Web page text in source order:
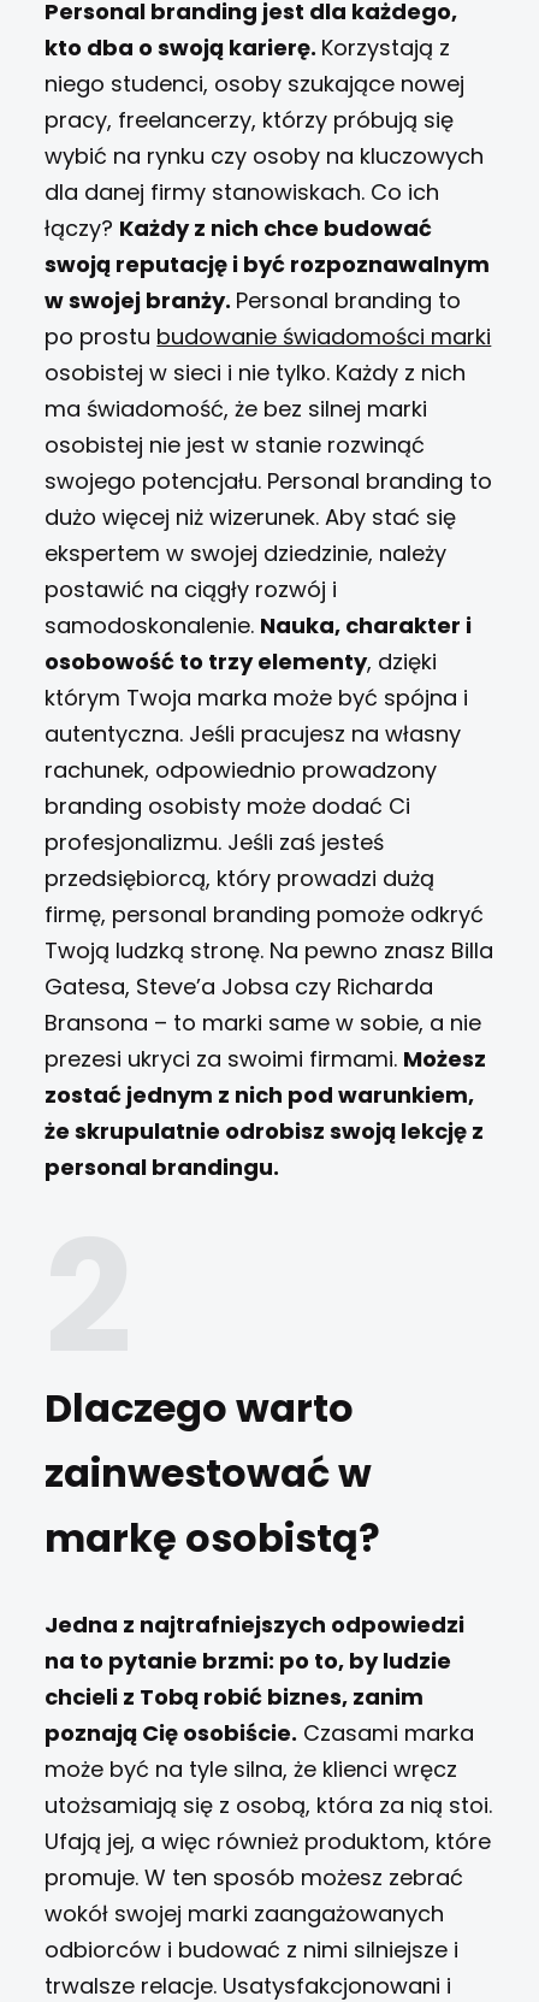
Personal branding jest dla każdego,
kto dba o swoją karierę. Korzystają z
niego studenci, osoby szukające nowej
pracy, freelancerzy, którzy próbują się
wybić na rynku czy osoby na kluczowych
dla danej firmy stanowiskach. Co ich
łączy? Każdy z nich chce budować
swoją reputację i być rozpoznawalnym
w swojej branży. Personal branding to
po prostu budowanie świadomości marki
osobistej w sieci i nie tylko. Każdy z nich
ma świadomość, że bez silnej marki
osobistej nie jest w stanie rozwinąć
swojego potencjału. Personal branding to
dużo więcej niż wizerunek. Aby stać się
ekspertem w swojej dziedzinie, należy
postawić na ciągły rozwój i
samodoskonalenie. Nauka, charakter i
osobowość to trzy elementy, dzięki
którym Twoja marka może być spójna i
autentyczna. Jeśli pracujesz na własny
rachunek, odpowiednio prowadzony
branding osobisty może dodać Ci
profesjonalizmu. Jeśli zaś jesteś
przedsiębiorcą, który prowadzi dużą
firmę, personal branding pomoże odkryć
Twoją ludzką stronę. Na pewno znasz Billa
Gatesa, Steve’a Jobsa czy Richarda
Bransona – to marki same w sobie, a nie
prezesi ukryci za swoimi firmami. Możesz
zostać jednym z nich pod warunkiem,
że skrupulatnie odrobisz swoją lekcję z
personal brandingu.
Dlaczego warto
zainwestować w
markę osobistą?
Jedna z najtrafniejszych odpowiedzi
na to pytanie brzmi: po to, by ludzie
chcieli z Tobą robić biznes, zanim
poznają Cię osobiście. Czasami marka
może być na tyle silna, że klienci wręcz
utożsamiają się z osobą, która za nią stoi.
Ufają jej, a więc również produktom, które
promuje. W ten sposób możesz zebrać
wokół swojej marki zaangażowanych
odbiorców i budować z nimi silniejsze i
trwalsze relacje. Usatysfakcjonowani i